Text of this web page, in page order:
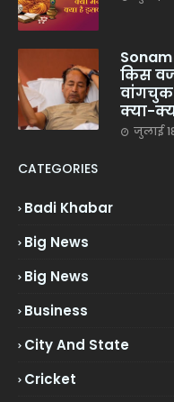
किस
क्या-
जुलाई
CATEGORIES
Badi Khabar
Big News
Big News
Business
City And State
Cricket